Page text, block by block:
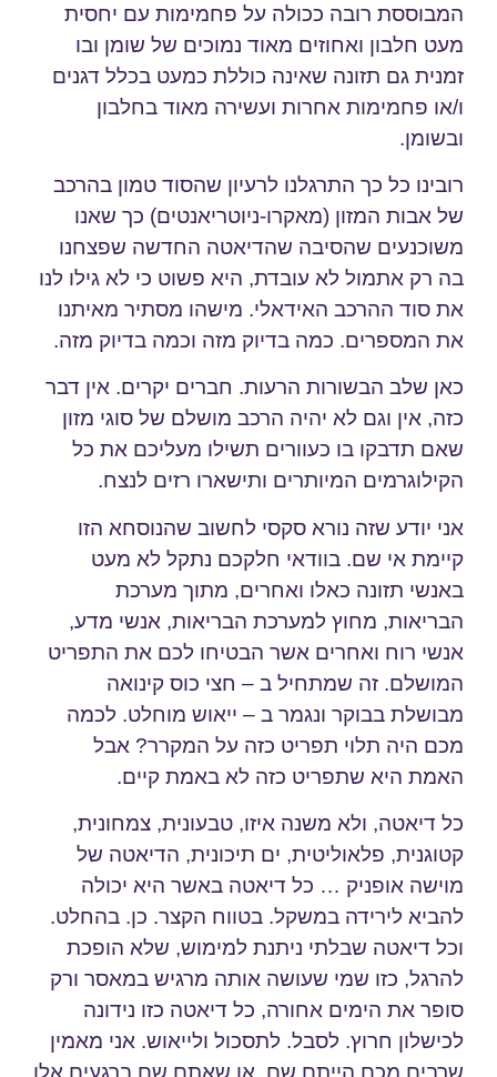
המבוססת רובה ככולה על פחמימות עם יחסית
מעט חלבון ואחוזים מאוד נמוכים של שומן ובו
זמנית גם תזונה שאינה כוללת כמעט בכלל דגנים
ו/או פחמימות אחרות ועשירה מאוד בחלבון
ובשומן.
רובינו כל כך התרגלנו לרעיון שהסוד טמון בהרכב
של אבות המזון (מאקרו-ניוטריאנטים) כך שאנו
משוכנעים שהסיבה שהדיאטה החדשה שפצחנו
בה רק אתמול לא עובדת, היא פשוט כי לא גילו לנו
את סוד ההרכב האידאלי. מישהו מסתיר מאיתנו
את המספרים. כמה בדיוק מזה וכמה בדיוק מזה.
כאן שלב הבשורות הרעות. חברים יקרים. אין דבר
כזה, אין וגם לא יהיה הרכב מושלם של סוגי מזון
שאם תדבקו בו כעוורים תשילו מעליכם את כל
הקילוגרמים המיותרים ותישארו רזים לנצח.
אני יודע שזה נורא סקסי לחשוב שהנוסחא הזו
קיימת אי שם. בוודאי חלקכם נתקל לא מעט
באנשי תזונה כאלו ואחרים, מתוך מערכת
הבריאות, מחוץ למערכת הבריאות, אנשי מדע,
אנשי רוח ואחרים אשר הבטיחו לכם את התפריט
המושלם. זה שמתחיל ב – חצי כוס קינואה
מבושלת בבוקר ונגמר ב – ייאוש מוחלט. לכמה
מכם היה תלוי תפריט כזה על המקרר? אבל
האמת היא שתפריט כזה לא באמת קיים.
כל דיאטה, ולא משנה איזו, טבעונית, צמחונית,
קטוגנית, פלאוליטית, ים תיכונית, הדיאטה של
מוישה אופניק … כל דיאטה באשר היא יכולה
להביא לירידה במשקל. בטווח הקצר. כן. בהחלט.
וכל דיאטה שבלתי ניתנת למימוש, שלא הופכת
להרגל, כזו שמי שעושה אותה מרגיש במאסר ורק
סופר את הימים אחורה, כל דיאטה כזו נידונה
לכישלון חרוץ. לסבל. לתסכול ולייאוש. אני מאמין
שרבים מכם הייתם שם, או שאתם שם ברגעים אלו